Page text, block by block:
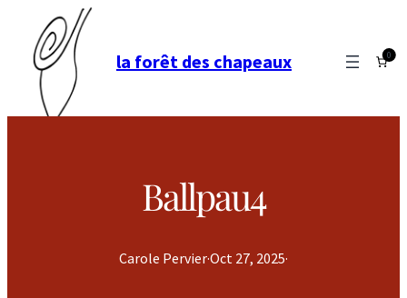
la forêt des chapeaux 0
Ballpau4
Carole Pervier·Oct 27, 2025·